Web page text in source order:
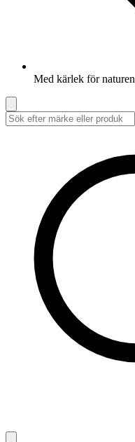
Med kärlek för naturen